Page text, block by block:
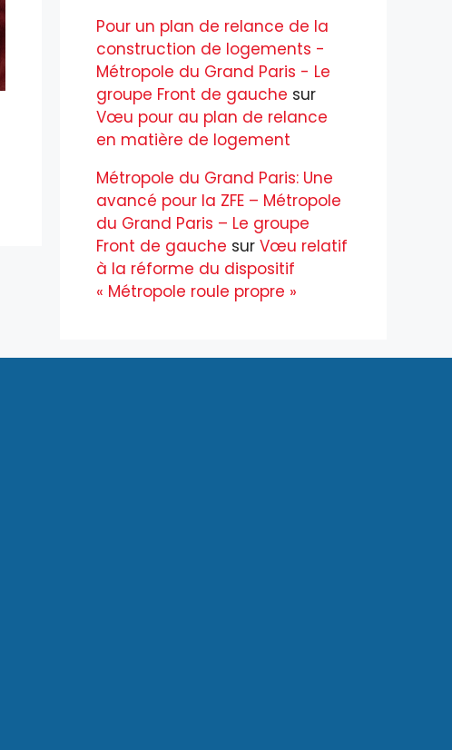
Pour un plan de relance de la
construction de logements -
Métropole du Grand Paris - Le
groupe Front de gauche sur
Vœu pour au plan de relance
en matière de logement
Métropole du Grand Paris: Une
avancé pour la ZFE – Métropole
du Grand Paris – Le groupe
Front de gauche sur Vœu relatif
à la réforme du dispositif
« Métropole roule propre »